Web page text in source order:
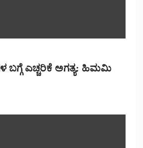
ಬಗ್ಗೆ ಎಚ್ಚರಿಕೆ ಅಗತ್ಯ: ಹಿಮಮಿ